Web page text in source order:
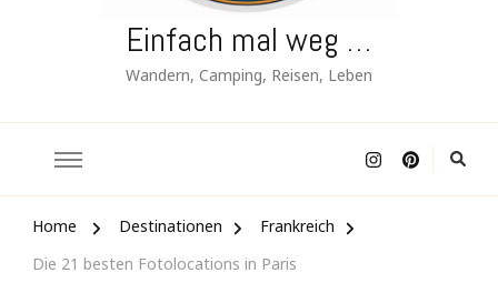
Einfach mal weg …
Wandern, Camping, Reisen, Leben
Home Destinationen
Frankreich
Die 21 besten Fotolocations in Paris